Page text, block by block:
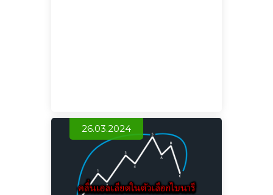
26.03.2024